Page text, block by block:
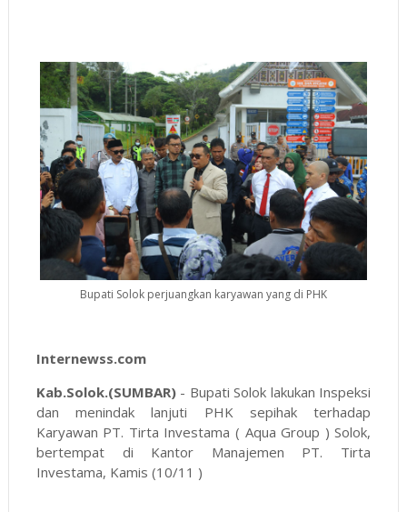
Bupati Solok perjuangkan karyawan yang di PHK
Internewss.com
Kab.Solok.(SUMBAR) - Bupati Solok lakukan Inspeksi
dan menindak lanjuti PHK sepihak terhadap
Karyawan PT. Tirta Investama ( Aqua Group ) Solok,
bertempat di Kantor Manajemen PT. Tirta
Investama, Kamis (10/11 )